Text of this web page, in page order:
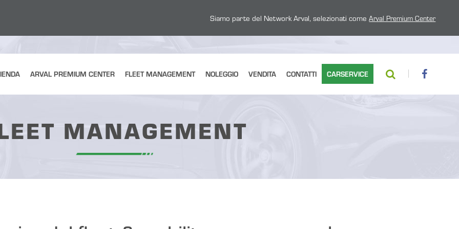
ARVAL PREMIUM CENTER FLEET MANAGEMENT NOLEGGIO VENDITA CONTATTI CARSERVICE
Siamo parte del Network Arval, selezionati comeArval Premium Center
MANAGEMENT